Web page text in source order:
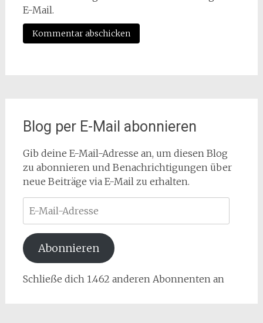
E-Mail.
Blog per E-Mail abonnieren
Gib deine E-Mail-Adresse an, um diesen Blog
zu abonnieren und Benachrichtigungen über
neue Beiträge via E-Mail zu erhalten.
Mail-
Adresse
Abonnieren
Schließe dich 1.462 anderen Abonnenten an